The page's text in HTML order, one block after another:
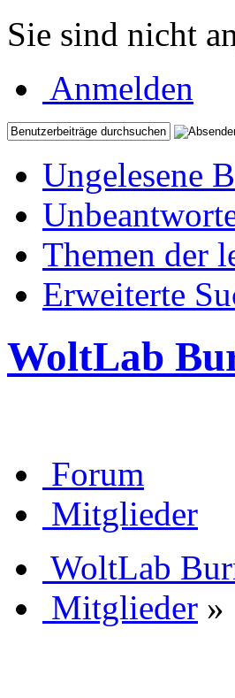
Sie sind nicht
Anmelden
Ungelesene
Themen der
Erweiterte
WoltLab
Forum
Mitglieder
WoltLab
Mitglieder »